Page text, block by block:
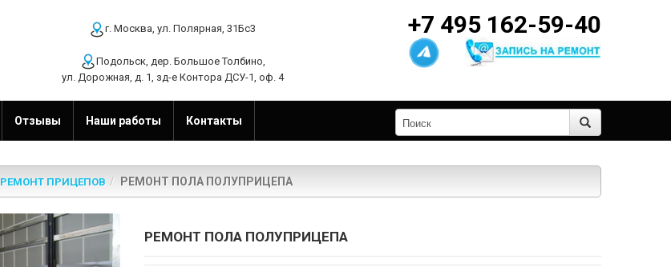
г. Москва, ул. Полярная, 31Бс3
Подольск, дер. Большое Толбино,
ул. Дорожная, д. 1, зд-е Контора ДСУ-1, оф. 4
+7 495 162-59-40
Отзывы Наши работы Контакты
РЕМОНТ ПРИЦЕПОВ РЕМОНТ ПОЛА ПОЛУПРИЦЕПА
РЕМОНТ ПОЛА ПОЛУПРИЦЕПА